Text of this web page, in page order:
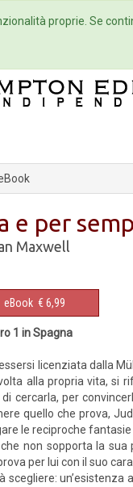
Eventi
e per
Maxwell
eBook € 6,99
1 in Spagna
licenziata dalla
alla propria vita, si
cercarla, per
quello che prova,
le reciproche
non sopporta la
per lui con il suo
scegliere:
proprie. Se